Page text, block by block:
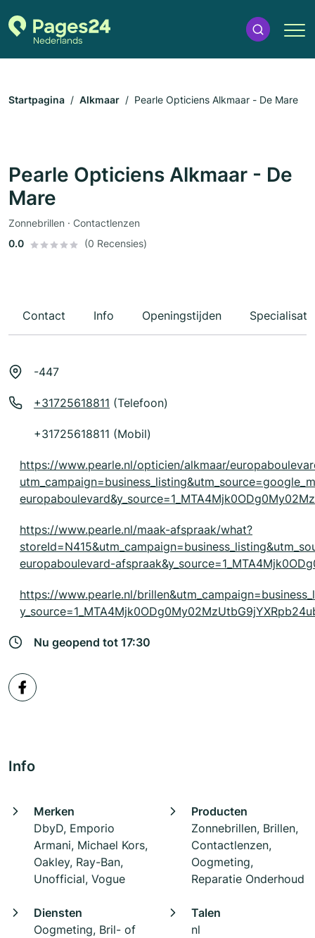
Startpagina Alkmaar Pearle Opticiens Alkmaar - De Mare
Pearle Opticiens Alkmaar - De
Mare
Zonnebrillen · Contactlenzen
0.0
(0 Recensies)
Contact Info Openingstijden
-447
+31725618811 (Telefoon)
+31725618811 (Mobil)
https://www.pearle.nl/opticien/alkmaar/
https://www.pearle.nl/maak-afspraak/what?
europaboulevard-
https://www.pearle.nl/
Nu geopend tot 17:30
Info
Merken
DbyD, Emporio
Armani, Michael Kors,
Oakley, Ray-Ban,
Unofficial, Vogue
Producten
Zonnebrillen, Brillen,
Contactlenzen,
Oogmeting,
Reparatie Onderhoud
Diensten
Oogmeting, Bril- of
Talen
nl